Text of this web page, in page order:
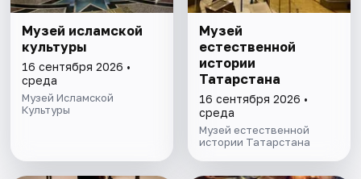
Музей исламской
культуры
16 сентября 2026 •
среда
Музей Исламской
Культуры
Музей
естественной
истории
Татарстана
16 сентября 2026 •
среда
Музей естественной
истории Татарстана